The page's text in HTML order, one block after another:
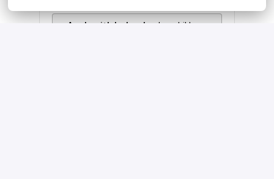
Apply with Indeed onbeschikbaar